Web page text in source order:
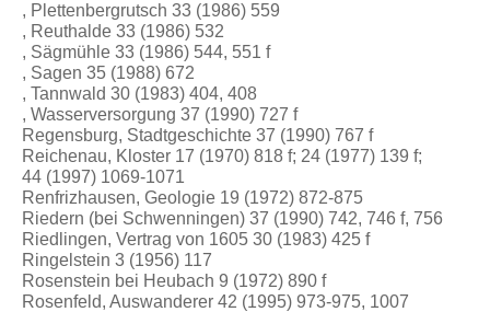
, Plettenbergrutsch 33 (1986) 559
, Reuthalde 33 (1986) 532
, Sägmühle 33 (1986) 544, 551 f
, Sagen 35 (1988) 672
, Tannwald 30 (1983) 404, 408
, Wasserversorgung 37 (1990) 727 f
Regensburg, Stadtgeschichte 37 (1990) 767 f
Reichenau, Kloster 17 (1970) 818 f; 24 (1977) 139 f;
44 (1997) 1069-1071
Renfrizhausen, Geologie 19 (1972) 872-875
Riedern (bei Schwenningen) 37 (1990) 742, 746 f, 756
Riedlingen, Vertrag von 1605 30 (1983) 425 f
Ringelstein 3 (1956) 117
Rosenstein bei Heubach 9 (1972) 890 f
Rosenfeld, Auswanderer 42 (1995) 973-975, 1007